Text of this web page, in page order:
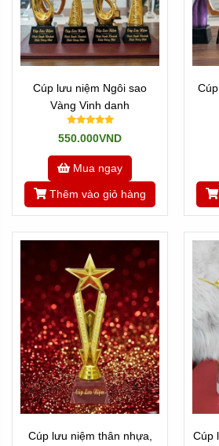
Cúp lưu niệm Ngôi sao
Vàng Vinh danh
550.000VND
Mua ngay
Thêm vào giỏ hàng
Cúp lưu niệm thân nhựa,
Cúp